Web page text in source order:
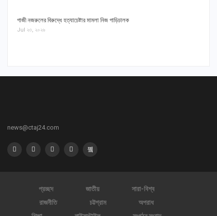
গাজী নজরুলের বিরুদ্ধে হত্যাচেষ্টার মামলা নিজ গাড়িচালক
Jul ২৩, ২০২৬
news@ctaj24.com
প্রচ্ছদ জাতীয়
সারা-বিশ্ব
রাজনীতি
চট্টগ্রাম
অপরাধ